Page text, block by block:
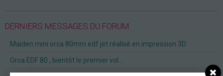
DERNIERS MESSAGES DU FORUM
Maiden mini orca 80mm edf jet réalisé en impression 3D
Orca EDF 80 , bientôt le premier vol....